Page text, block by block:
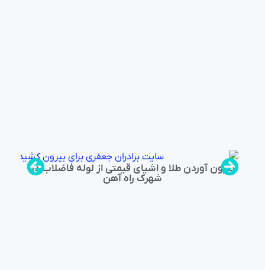
بیرون آوردن طلا و اشیای قیمتی از لوله فاضلاب در
شهرک راه‌ آهن